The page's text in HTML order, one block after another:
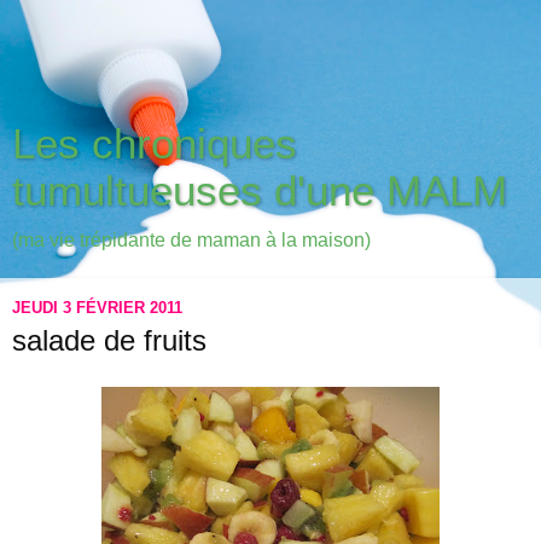
Les chroniques
tumultueuses d'une MALM
(ma vie trépidante de maman à la maison)
JEUDI 3 FÉVRIER 2011
salade de fruits